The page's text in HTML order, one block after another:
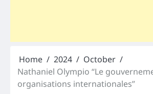
Home 2024
October
Nathaniel Olympio “Le
organisations internationales”